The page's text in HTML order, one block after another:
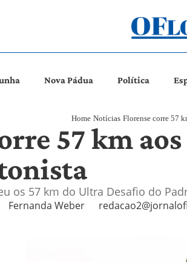
Nova Pádua Política
Home Notícias Florense corre 57
57 km
os 57 km do Ultra Desafio do
Fernanda Weber